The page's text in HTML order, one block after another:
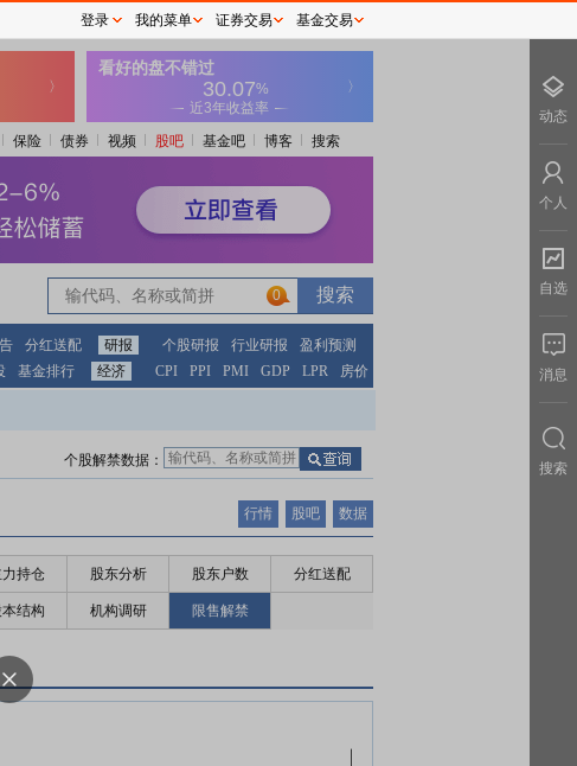
保险 债券 视频 股吧 基金吧 博客 搜索
0
分红送配 研报 个股研报 行业研报
盈利预测
基金排行 经济 CPI PPI PMI GDP LPR 房价
个股解禁数据：
行情 股吧 数据
力持仓 股东分析 股东户数 分红送配
本结构 机构调研 限售解禁
登录 我的菜单 证券交易 基金交易
动态
个人
自选
消息
搜索